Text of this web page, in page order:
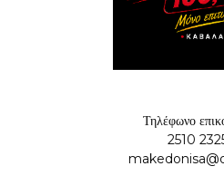
Τηλέφωνο
2510